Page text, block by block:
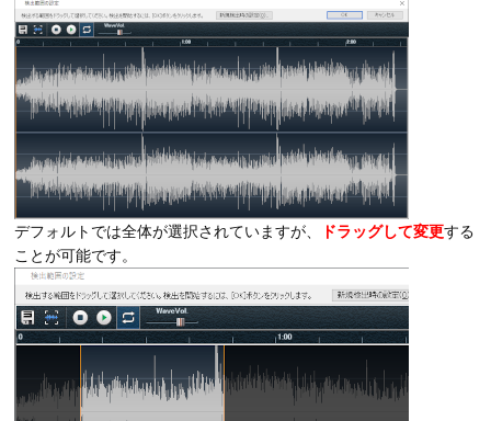
デフォルトでは全体が選択されていますが、 ドラッグして変更する
ことが可能です。